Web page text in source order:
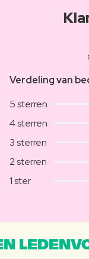
Verdeling van
5 sterren
4 sterren
3 sterren
2 sterren
1 ster